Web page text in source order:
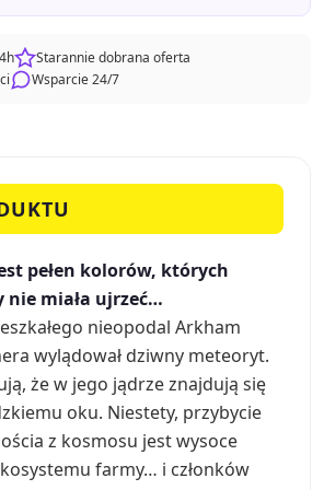
Starannie dobrana oferta
Wsparcie 24/7
pełen kolorów, których
nie miała ujrzeć…
nieopodal Arkham
wylądował dziwny meteoryt.
że w jego jądrze znajdują się
oku. Niestety, przybycie
z kosmosu jest wysoce
farmy… i członków